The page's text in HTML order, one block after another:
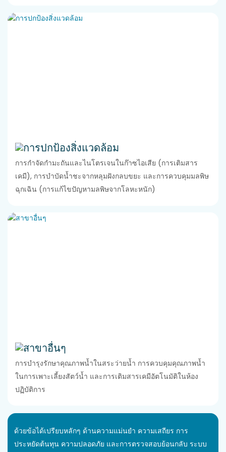
การปกป้องสิ่งแวดล้อม
การกำจัดกำมะถันและไนโตรเจนในก๊าซไอเสีย (การเติมสาร
เคมี), การบำบัดน้ำชะจากหลุมฝังกลบขยะ และการควบคุมมลพิษ
ฉุกเฉิน (การแก้ไขปัญหามลพิษจากโลหะหนัก)
สาขาอื่นๆ
การบำรุงรักษาคุณภาพน้ำในสระว่ายน้ำ การควบคุมคุณภาพน้ำ
ในการเพาะเลี้ยงสัตว์น้ำ และการเติมสารเคมีอัตโนมัติในห้อง
ปฏิบัติการ
ด้วยข้อได้เปรียบหลักๆ ด้านความแม่นยำ ความเสถียร การ
ประหยัดต้นทุน ความปลอดภัย และการตรวจสอบย้อนกลับ ระบบ